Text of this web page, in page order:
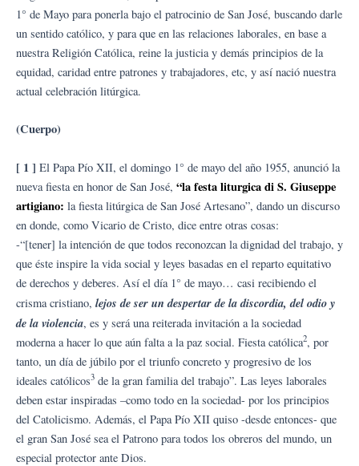
1° de Mayo para ponerla bajo el patrocinio de San José, buscando darle
un sentido católico, y para que en las relaciones laborales, en base a
nuestra Religión Católica, reine la justicia y demás principios de la
equidad, caridad entre patrones y trabajadores, etc, y así nació nuestra
actual celebración litúrgica.
(Cuerpo)
[ 1 ] El Papa Pío XII, el domingo 1° de mayo del año 1955, anunció la
nueva fiesta en honor de San José, “la festa liturgica di S. Giuseppe
artigiano: la fiesta litúrgica de San José Artesano”, dando un discurso
en donde, como Vicario de Cristo, dice entre otras cosas:
-“[tener] la intención de que todos reconozcan la dignidad del trabajo, y
que éste inspire la vida social y leyes basadas en el reparto equitativo
de derechos y deberes. Así el día 1° de mayo… casi recibiendo el
crisma cristiano, lejos de ser un despertar de la discordia, del odio y
de la violencia, es y será una reiterada invitación a la sociedad
moderna a hacer lo que aún falta a la paz social. Fiesta católica2, por
tanto, un día de júbilo por el triunfo concreto y progresivo de los
ideales católicos3 de la gran familia del trabajo”. Las leyes laborales
deben estar inspiradas –como todo en la sociedad- por los principios
del Catolicismo. Además, el Papa Pío XII quiso -desde entonces- que
el gran San José sea el Patrono para todos los obreros del mundo, un
especial protector ante Dios.